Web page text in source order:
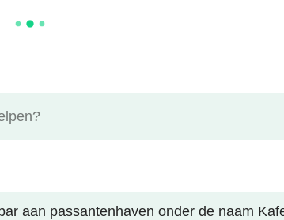
aan passantenhaven onder de naam